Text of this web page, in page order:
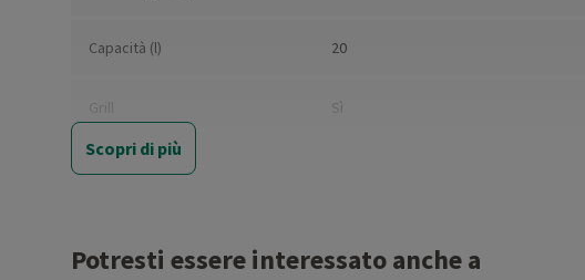
Capacità (l) 20
Grill Sì
Cottura combinata
Scopri di più
Potresti essere interessato anche a